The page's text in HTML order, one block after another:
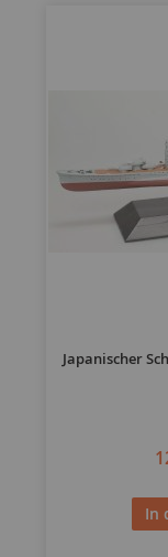
Japanischer
In